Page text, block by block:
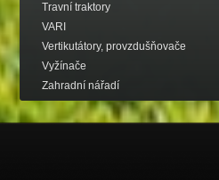
Travní traktory
VARI
Vertikutátory, provzdušňovače
Vyžínače
Zahradní nářadí